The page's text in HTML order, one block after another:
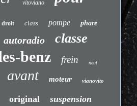
vitoviano
droit class pompe phare
autoradio classe
benz frein neuf
avant moteur vianovito
original suspension